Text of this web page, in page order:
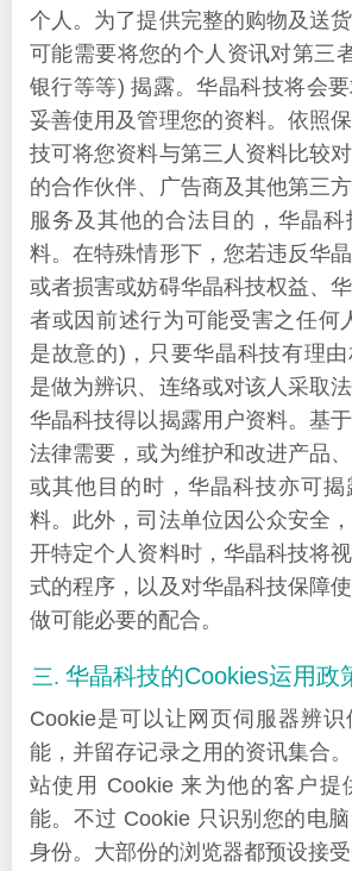
个人。为了提供完整的购物及送
可能需要将您的个人资讯对第三
银行等等) 揭露。华晶科技将会
妥善使用及管理您的资料。依照
技可将您资料与第三人资料比较
的合作伙伴、广告商及其他第三
服务及其他的合法目的，华晶
料。在特殊情形下，您若违反华
或者损害或妨碍华晶科技权益、
者或因前述行为可能受害之任何
是故意的)，只要华晶科技有理
是做为辨识、连络或对该人采取
华晶科技得以揭露用户资料。基
法律需要，或为维护和改进产品
或其他目的时，华晶科技亦可揭
料。此外，司法单位因公众安全
开特定个人资料时，华晶科技将
式的程序，以及对华晶科技保障
做可能必要的配合。
华晶科技的Cookies运用政
Cookie是可以让网页伺服器辨
能，并留存记录之用的资讯集合
站使用 Cookie 来为他的客户提
能。不过 Cookie 只识别您的电
身份。大部份的浏览器都预设接受